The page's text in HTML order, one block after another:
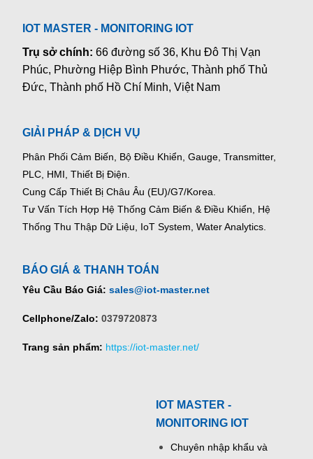
IOT MASTER - MONITORING IOT
Trụ sở chính:66 đường số 36, Khu Đô Thị Vạn
Phúc, Phường Hiệp Bình Phước, Thành phố Thủ
Đức, Thành phố Hồ Chí Minh, Việt Nam
GIẢI PHÁP & DỊCH VỤ
Phân Phối Cảm Biến, Bộ Điều Khiển, Gauge, Transmitter,
PLC, HMI, Thiết Bị Điện.
Cung Cấp Thiết Bị Châu Âu (EU)/G7/Korea.
Tư Vấn Tích Hợp Hệ Thống Cảm Biến & Điều Khiển, Hệ
Thống Thu Thập Dữ Liệu, IoT System, Water Analytics.
BÁO GIÁ & THANH TOÁN
Yêu Cầu Báo Giá: sales@iot-master.net
Cellphone/Zalo: 0379720873
Trang sản phẩm: https://iot-master.net/
IOT MASTER -
MONITORING IOT
Chuyên nhập khẩu và